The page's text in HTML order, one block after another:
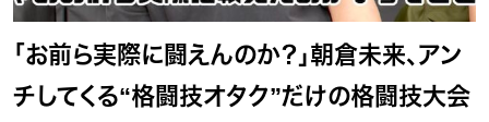
「お前ら実際に闘えんのか？」朝倉未来、アン
チしてくる“格闘技オタク”だけの格闘技大会